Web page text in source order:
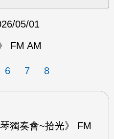
05/01
FM AM
6 7 8
獨奏會~拾光》 FM